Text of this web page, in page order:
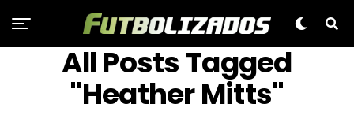
All Posts Tagged
"Heather Mitts"